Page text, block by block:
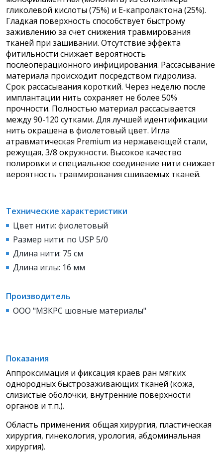
гликолевой кислоты (75%) и Е-капролактона (25%).
Гладкая поверхность способствует быстрому
заживлению за счет снижения травмирования
тканей при зашивании. Отсутствие эффекта
фитильности снижает вероятность
послеоперационного инфицирования. Рассасывание
материала происходит посредством гидролиза.
Срок рассасывания короткий. Через неделю после
имплантации нить сохраняет не более 50%
прочности. Полностью материал рассасывается
между 90-120 сутками. Для лучшей идентификации
нить окрашена в фиолетовый цвет. Игла
атравматическая Premium из нержавеющей стали,
режущая, 3/8 окружности. Высокое качество
полировки и специальное соединение нити снижает
вероятность травмирования сшиваемых тканей.
Технические характеристики
Цвет нити: фиолетовый
Размер нити: по USP 5/0
Длина нити: 75 см
Длина иглы: 16 мм
Производитель
ООО "МЗКРС шовные материалы"
Показания
Аппроксимация и фиксация краев ран мягких
однородных быстрозаживающих тканей (кожа,
слизистые оболочки, внутренние поверхности
органов и т.п.).
Область применения: общая хирургия, пластическая
хирургия, гинекология, урология, абдоминальная
хирургия).